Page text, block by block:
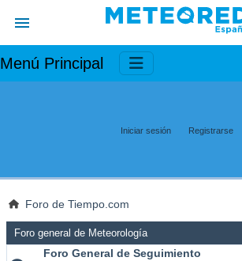
Menú Principal
Iniciar sesión Registrarse
Foro de Tiempo.com
Foro general de Meteorología
Foro General de Seguimiento